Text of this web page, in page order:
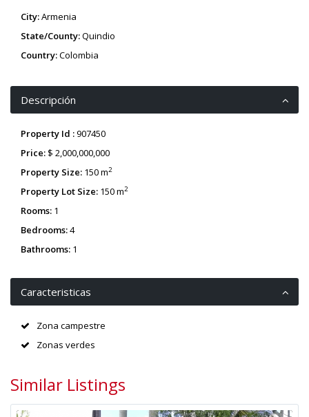
City:Armenia
State/County:Quindio
Country:Colombia
Descripción
Property Id :907450
Price: $ 2,000,000,000
Property Size: 150 m2
Property Lot Size: 150 m2
Rooms: 1
Bedrooms:4
Bathrooms: 1
Caracteristicas
Zona campestre
Zonas verdes
Similar Listings